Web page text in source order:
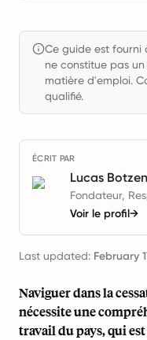
Ce guide est
ne constitue pas
matière d'emploi.
qualifié.
ÉCRIT PAR
Lucas Botzen
Fondateur,
Voir le profil→
Last updated: February
Naviguer dans la
nécessite une
travail du pays, qui